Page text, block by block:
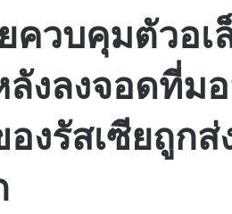
ควบคุมตัวอ
งลงจอดที่ม
งรัสเซียถูก